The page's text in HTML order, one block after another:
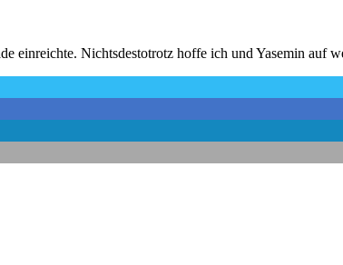
einreichte. Nichtsdestotrotz hoffe ich und Yasemin auf